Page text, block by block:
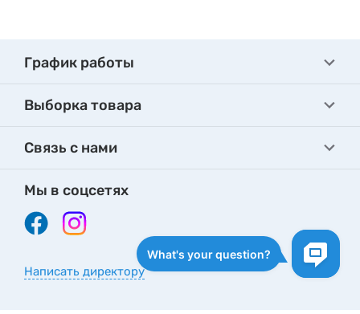
График работы
Выборка товара
Связь с нами
Мы в соцсетях
Написать директору